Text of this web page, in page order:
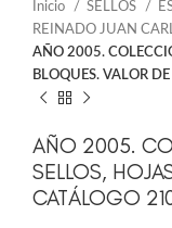
Inicio SELLOS
REINADO JUAN
AÑO 2005.
BLOQUES. VALOR
AÑO 2005.
SELLOS,
CATÁLOGO